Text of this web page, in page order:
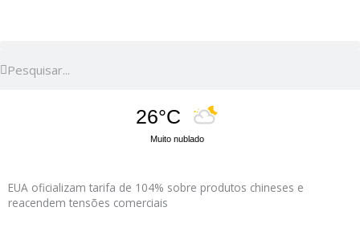
26°C
Muito nublado
EUA oficializam tarifa de 104% sobre produtos chineses e
reacendem tensões comerciais